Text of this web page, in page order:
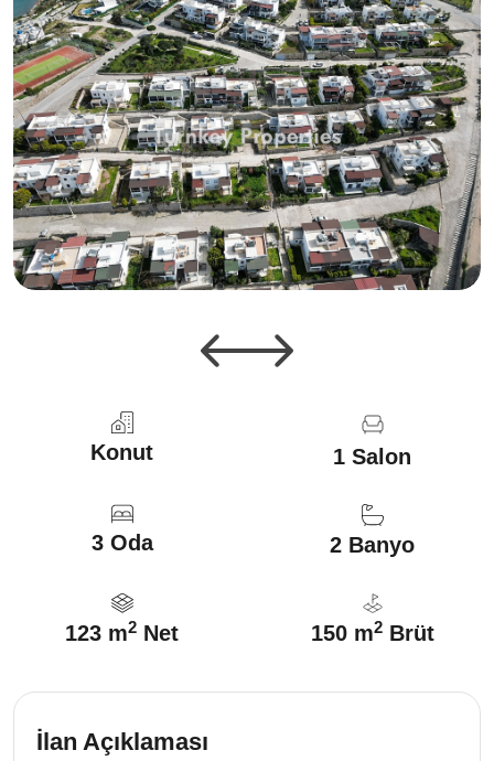
Konut 1 Salon
3 Oda 2 Banyo
123 m2 Net 150 m2Brüt
İlan Açıklaması